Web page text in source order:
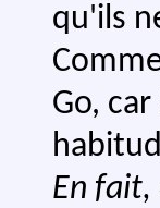
qu'ils
Go,
En fait,